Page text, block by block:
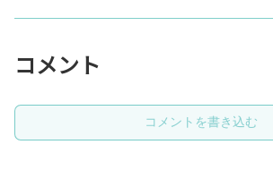
コメント
コメントを書き込む